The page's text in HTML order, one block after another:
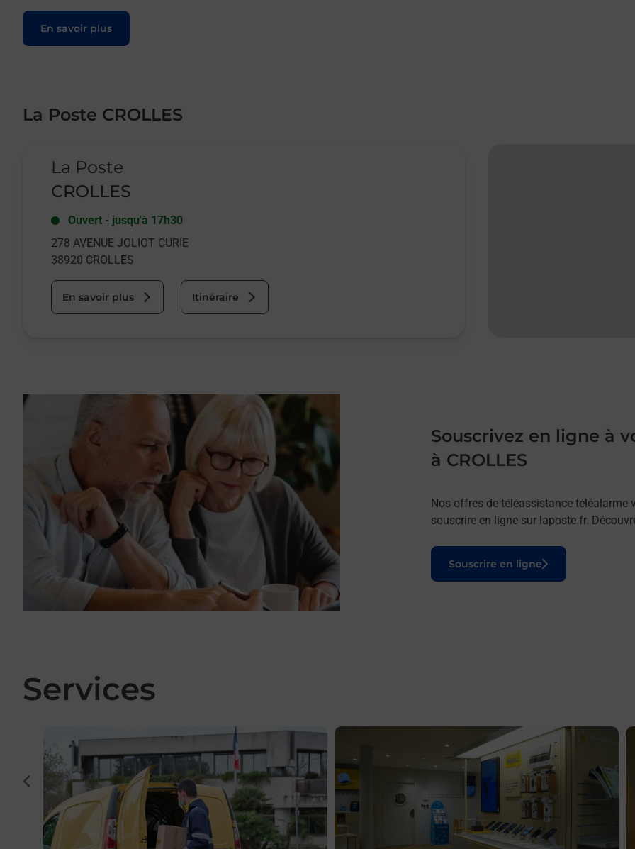
En savoir plus
Le lien s'ouvre dans un nouvel onglet
La Poste CROLLES
La Poste
CROLLES
Ouvert - jusqu'à 17h30
278 AVENUE JOLIOT CURIE
38920 CROLLES
En savoir plus Itinéraire
Souscrivez en ligne à
à CROLLES
Nos offres de téléassistance téléalarme
souscrire en ligne sur laposte.fr.
Souscrire en ligne
Le lien s'ouvre dans un nouvel onglet
Services
En savoir plus